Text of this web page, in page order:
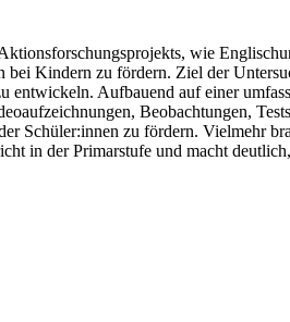
wie
Kindern zu fördern. Ziel der
entwickeln. Aufbauend auf einer
Beobachtungen,
Schüler:innen zu fördern. Vielmehr
in der Primarstufe und macht